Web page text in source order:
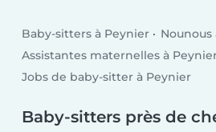
Baby-sitters à Peynier
Nounous
Assistantes maternelles à
Jobs de baby-sitter à Peynier
Baby-sitters près de